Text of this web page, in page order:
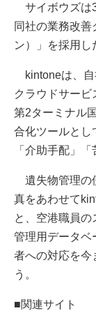
サイボウズは
同社の業務改
ン）」を採用し
kintoneは、自
クラウドサービ
第2ターミナル
合化ツールとし
「介助手配」
遺失物管理の
真をあわせて
と、空港職員
管理用データベ
者への対応を今
う。
■関連サイト